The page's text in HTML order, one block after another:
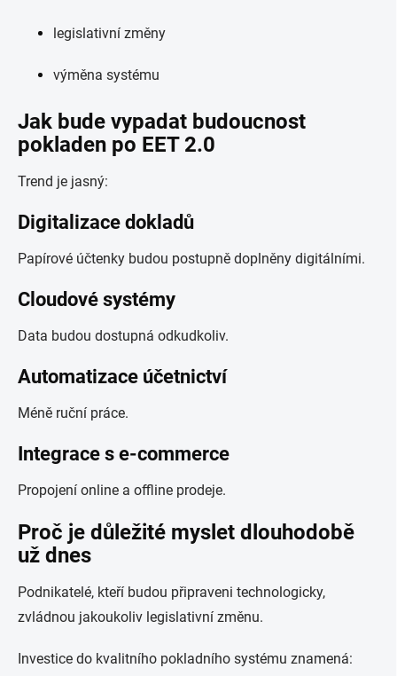
legislativní změny
výměna systému
Jak bude vypadat budoucnost
pokladen po EET 2.0
Trend je jasný:
Digitalizace dokladů
Papírové účtenky budou postupně doplněny digitálními.
Cloudové systémy
Data budou dostupná odkudkoliv.
Automatizace účetnictví
Méně ruční práce.
Integrace s e-commerce
Propojení online a offline prodeje.
Proč je důležité myslet dlouhodobě
už dnes
Podnikatelé, kteří budou připraveni technologicky,
zvládnou jakoukoliv legislativní změnu.
Investice do kvalitního pokladního systému znamená: